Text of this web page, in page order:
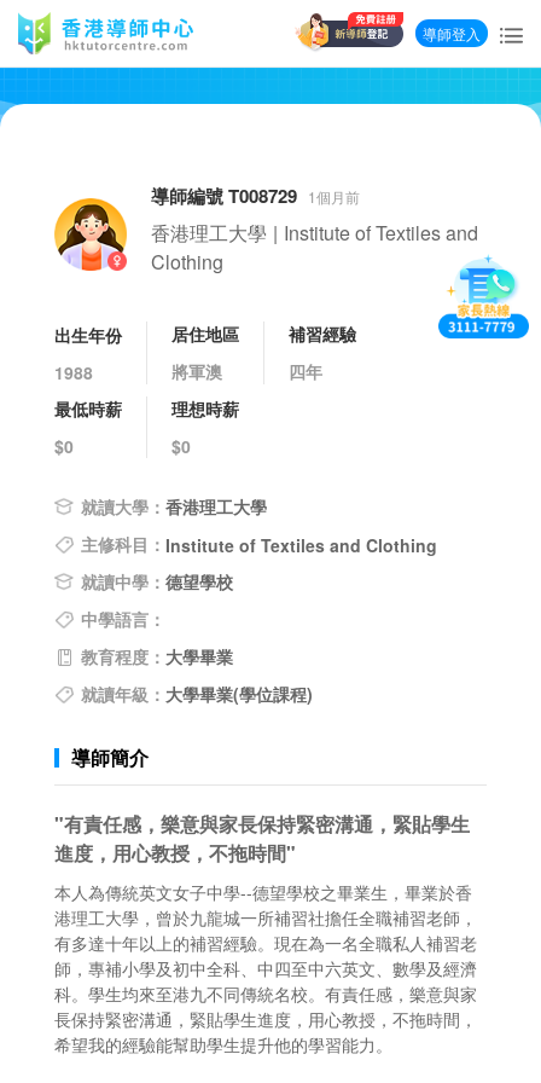
導師登入
導師編號 T008729 1個月前
香港理工大學 | Institute of Textiles and
Clothing
出生年份
1988
居住地區
將軍澳
補習經驗
四年
最低時薪
$0
理想時薪
$0
就讀大學： 香港理工大學
主修科目： Institute of Textiles and Clothing
就讀中學： 德望學校
中學語言：
教育程度： 大學畢業
就讀年級： 大學畢業(學位課程)
導師簡介
"有責任感，樂意與家長保持緊密溝通，緊貼學生
進度，用心教授，不拖時間"
本人為傳統英文女子中學--德望學校之畢業生，畢業於香
港理工大學，曾於九龍城一所補習社擔任全職補習老師，
有多達十年以上的補習經驗。現在為一名全職私人補習老
師，專補小學及初中全科、中四至中六英文、數學及經濟
科。學生均來至港九不同傳統名校。有責任感，樂意與家
長保持緊密溝通，緊貼學生進度，用心教授，不拖時間，
希望我的經驗能幫助學生提升他的學習能力。